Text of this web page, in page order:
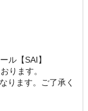
ル【SAI】
ります。
ります。ご了承く